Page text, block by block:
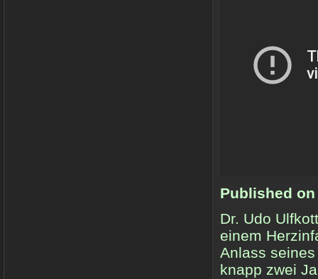
Published on
Dr. Udo
einem
Anlass
knapp zwei